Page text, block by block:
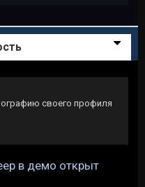
своего профиля
в демо открыт